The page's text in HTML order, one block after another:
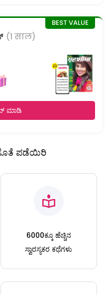
(1 साल)
ಮಾಡಿ
ಪಡೆಯಿರಿ
6000ಕ್ಕೂ ಹೆಚ್ಚಿನ
ಸ್ವಾರಸ್ಯಕರ ಕಥೆಗಳು